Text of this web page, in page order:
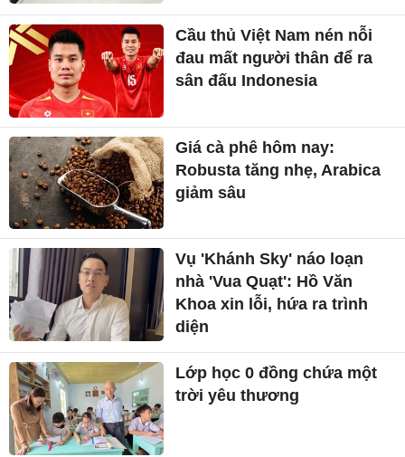
Cầu thủ Việt Nam nén nỗi
đau mất người thân để ra
sân đấu Indonesia
Giá cà phê hôm nay:
Robusta tăng nhẹ, Arabica
giảm sâu
Vụ 'Khánh Sky' náo loạn
nhà 'Vua Quạt': Hồ Văn
Khoa xin lỗi, hứa ra trình
diện
Lớp học 0 đồng chứa một
trời yêu thương